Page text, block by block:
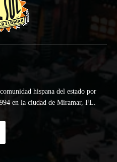
hispana del estado por
en la ciudad de Miramar, FL.